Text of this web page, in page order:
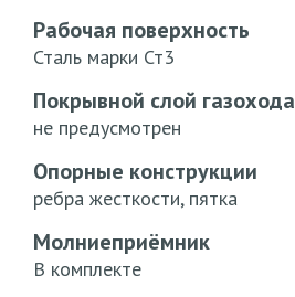
Рабочая поверхность
Сталь марки Ст3
Покрывной слой газохода
не предусмотрен
Опорные конструкции
ребра жесткости, пятка
Молниеприёмник
В комплекте